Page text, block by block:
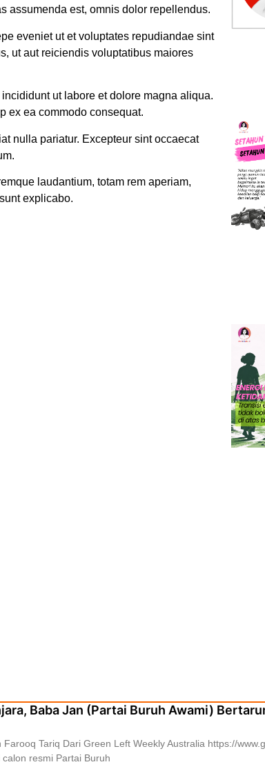
assumenda est, omnis dolor repellendus.
eveniet ut et voluptates repudiandae sint
ut aut reiciendis voluptatibus maiores
ut labore et dolore magna aliqua.
ex ea commodo consequat.
nulla pariatur. Excepteur sint occaecat
laudantium, totam rem aperiam,
explicabo.
Baba Jan (Partai Buruh Awami)
Farooq Tariq Dari Green Left Weekly Australia https://
resmi Partai Buruh